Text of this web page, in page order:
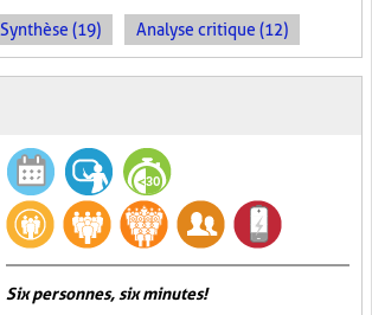
Synthèse (19) Analyse critique (12)
Six personnes, six minutes!